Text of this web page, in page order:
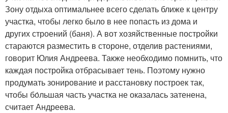
Зону отдыха оптимальнее всего сделать ближе к центру
участка, чтобы легко было в нее попасть из дома и
других строений (баня). А вот хозяйственные постройки
стараются разместить в стороне, отделив растениями,
говорит Юлия Андреева. Также необходимо помнить, что
каждая постройка отбрасывает тень. Поэтому нужно
продумать зонирование и расстановку построек так,
чтобы бо́льшая часть участка не оказалась затенена,
считает Андреева.